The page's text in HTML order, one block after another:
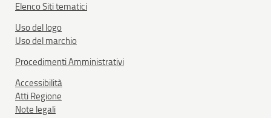
Elenco Siti tematici
Uso del logo
Uso del marchio
Procedimenti Amministrativi
Accessibilità
Atti Regione
Note legali